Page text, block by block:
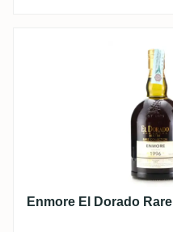
Enmore El
Enmore El Dorado